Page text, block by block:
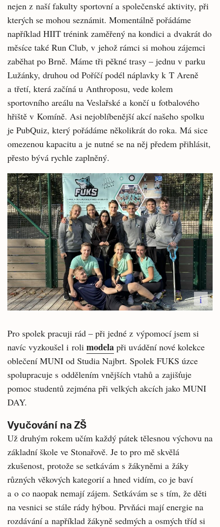
nejen z naší fakulty sportovní a společenské aktivity, při
kterých se mohou seznámit. Momentálně pořádáme
například HIIT trénink zaměřený na kondici a dvakrát do
měsíce také Run Club, v jehož rámci si mohou zájemci
zaběhat po Brně. Máme tři pěkné trasy – jednu v parku
Lužánky, druhou od Poříčí podél náplavky k T Areně
a třetí, která začíná u Anthroposu, vede kolem
sportovního areálu na Veslařské a končí u fotbalového
hřiště v Komíně. Asi nejoblíbenější akcí našeho spolku
je PubQuiz, který pořádáme několikrát do roka. Má sice
omezenou kapacitu a je nutné se na něj předem přihlásit,
přesto bývá rychle zaplněný.
i
Pro spolek pracuji rád – při jedné z výpomocí jsem si
navíc vyzkoušel i roli modela při uvádění nové kolekce
oblečení MUNI od Studia Najbrt. Spolek FUKS úzce
spolupracuje s oddělením vnějších vtahů a zajišťuje
pomoc studentů zejména při velkých akcích jako MUNI
DAY.
Vyučování na ZŠ
Už druhým rokem učím každý pátek tělesnou výchovu na
základní škole ve Stonařově. Je to pro mě skvělá
zkušenost, protože se setkávám s žákyněmi a žáky
různých věkových kategorií a hned vidím, co je baví
a o co naopak nemají zájem. Setkávám se s tím, že děti
na vesnici se stále rády hýbou. Prvňáci mají energie na
rozdávání a například žákyně sedmých a osmých tříd si